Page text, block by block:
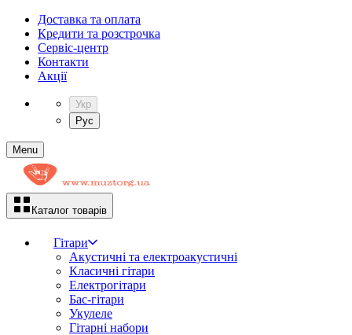
Доставка та оплата
Кредити та розстрочка
Сервіc-центр
Контакти
Акції
Укр
Рус
Menu
Каталог товарів
Гітари
Акустичні та електроакустичні
Класичні гітари
Електрогітари
Бас-гітари
Укулеле
Гітарні набори